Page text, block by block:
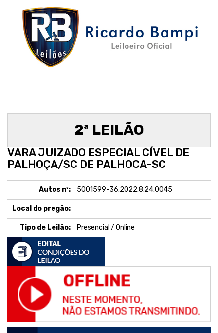
2ª LEILÃO
VARA JUIZADO ESPECIAL CÍVEL DE
PALHOÇA/SC DE PALHOCA-SC
Autos nº: 5001599-36.2022.8.24.0045
Local do pregão:
Tipo de Leilão: Presencial / Online